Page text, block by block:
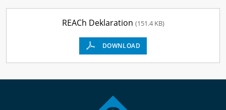
REACh Deklaration (151.4 KB)
DOWNLOAD